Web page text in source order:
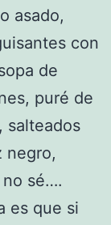
asado,
con
de
puré de
salteados
negro,
sé….
es que si